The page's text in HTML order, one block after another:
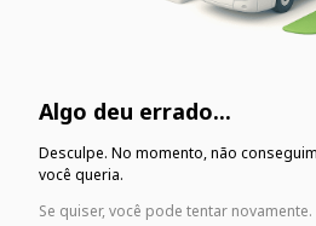
Algo deu errado...
Desculpe. No momento, não
você queria.
Se quiser, você pode tentar novamente.